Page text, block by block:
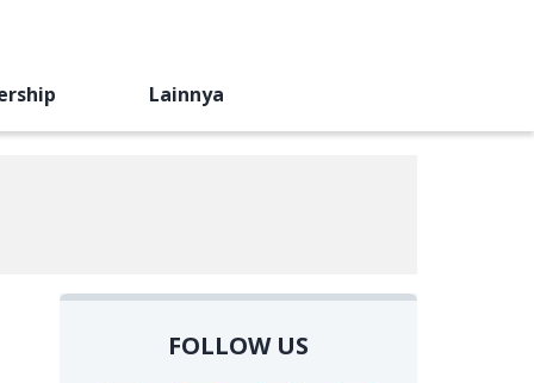
Lainnya
FOLLOW US